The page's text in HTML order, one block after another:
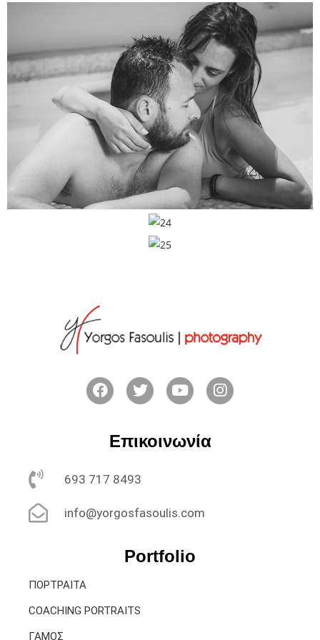
Επικοινωνία
693 717 8493
info@yorgosfasoulis.com
Portfolio
ΠΟΡΤΡΑΙΤΑ
COACHING PORTRAITS
ΓΑΜΟΣ